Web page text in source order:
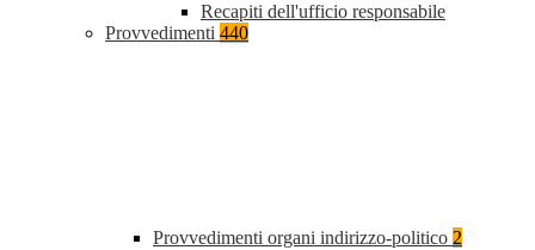
Recapiti dell'ufficio responsabile
Provvedimenti 440
Provvedimenti organi indirizzo-politico 2